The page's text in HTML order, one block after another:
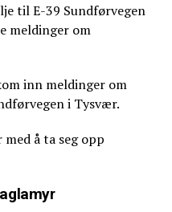
til E-39 Sundførvegen
meldinger om
inn meldinger om
i Tysvær.
å ta seg opp